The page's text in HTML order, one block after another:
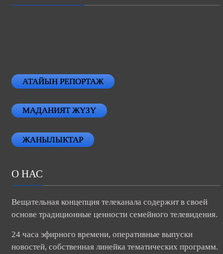
АТАЙЫН РЕПОРТАЖ
МАДАНИЯТ ЖҮЗҮ
ЖАНЫЛЫКТАР
О НАС
Вещательная концепция телеканала содержит в своей
основе традиционные ценности семейного телевидения.
24 часа эфирного времени, оперативные выпуски
новостей, собственная линейка тематических программ.